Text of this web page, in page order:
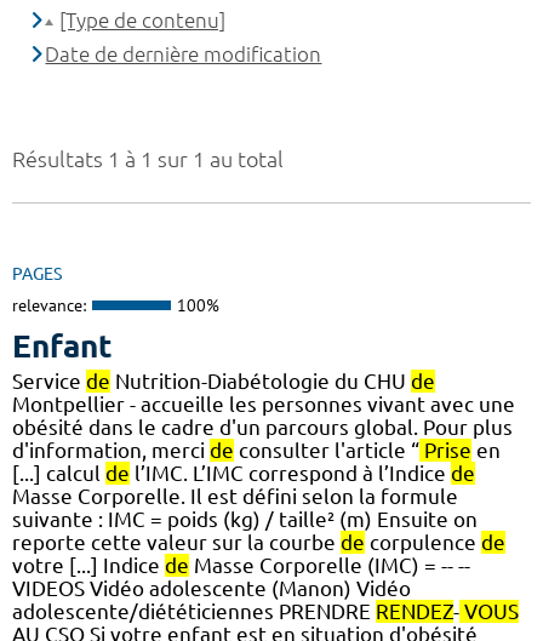
Résultats 1 à 1 sur 1 au total
PAGES
relevance: 100%
Enfant
Service de Nutrition-Diabétologie du CHU de
Montpellier - accueille les personnes vivant avec une
obésité dans le cadre d'un parcours global. Pour plus
d'information, merci de consulter l'article “ Prise en
[...] calcul de l’IMC. L’IMC correspond à l’Indice de
Masse Corporelle. Il est défini selon la formule
suivante : IMC = poids (kg) / taille² (m) Ensuite on
reporte cette valeur sur la courbe de corpulence de
votre [...] Indice de Masse Corporelle (IMC) = -- --
VIDEOS Vidéo adolescente (Manon) Vidéo
adolescente/diététiciennes PRENDRE RENDEZ- VOUS
AU CSO Si votre enfant est en situation d'obésité
[Type de contenu]
Date de dernière modification